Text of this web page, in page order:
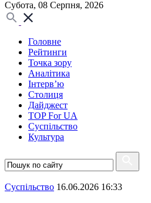
Субота, 08 Серпня, 2026
Головне
Рейтинги
Точка зору
Аналітика
Інтерв’ю
Столиця
Дайджест
TOP For UA
Суспiльство
Культура
Суспiльство 16.06.2026 16:33